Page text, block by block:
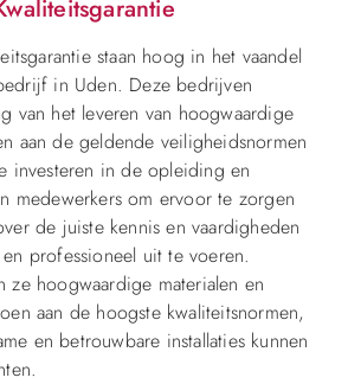
staan hoog in het vaandel
in Uden. Deze bedrijven
van het leveren van hoogwaardige
aan de geldende veiligheidsnormen
investeren in de opleiding en
medewerkers om ervoor te zorgen
de juiste kennis en vaardigheden
professioneel uit te voeren.
ze hoogwaardige materialen en
aan de hoogste kwaliteitsnormen,
en betrouwbare installaties kunnen